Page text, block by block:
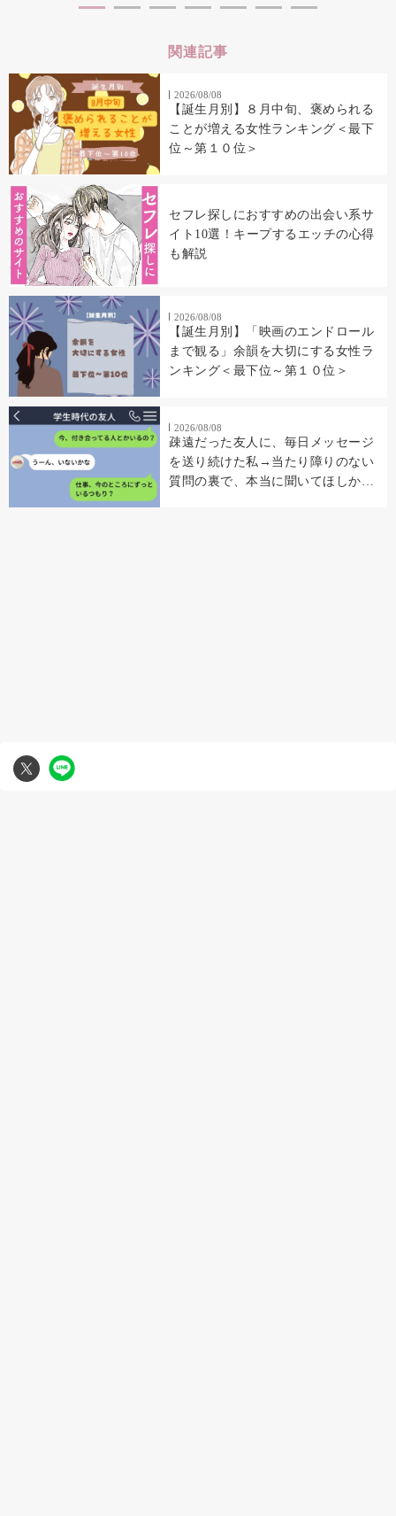
関連記事
2026/08/08
【誕生月別】８月中旬、褒められる
ことが増える女性ランキング＜最下
位～第１０位＞
セフレ探しにおすすめの出会い系サ
イト10選！キープするエッチの心得
も解説
2026/08/08
【誕生月別】「映画のエンドロール
まで観る」余韻を大切にする女性ラ
ンキング＜最下位～第１０位＞
2026/08/08
疎遠だった友人に、毎日メッセージ
を送り続けた私→当たり障りのない
質問の裏で、本当に聞いてほしかっ